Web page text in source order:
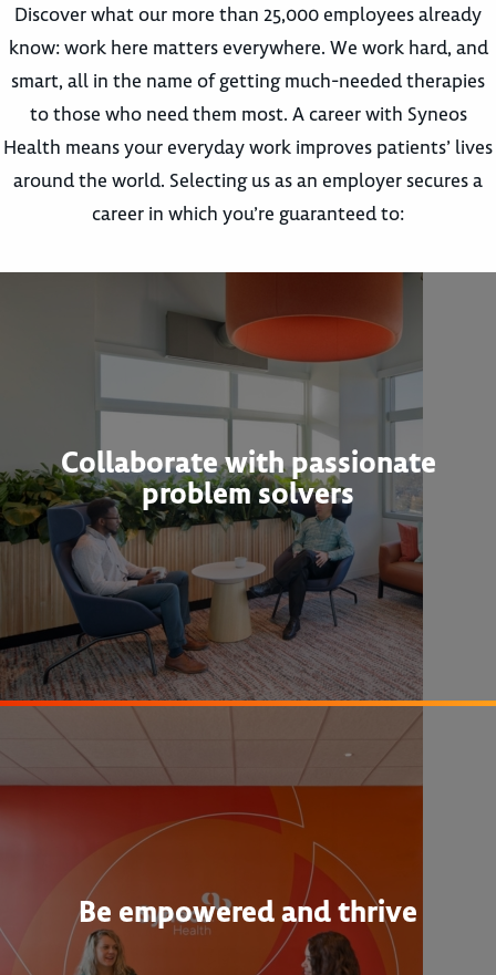
Discover what our more than 25,000 employees already
know: work here matters everywhere. We work hard, and
smart, all in the name of getting much-needed therapies
to those who need them most. A career with Syneos
Health means your everyday work improves patients’ lives
around the world. Selecting us as an employer secures a
career in which you’re guaranteed to:
Collaborate with passionate
problem solvers
Be empowered and thrive